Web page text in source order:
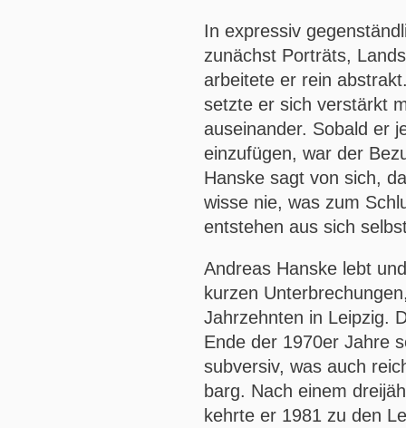
In expressiv
zunächst Porträts,
arbeitete er rein
setzte er sich verstärkt
auseinander. Sobald er
einzufügen, war der
Hanske sagt von sich,
wisse nie, was zum
entstehen aus sich
Andreas Hanske lebt
kurzen
Jahrzehnten in Leipzig.
Ende der 1970er Jahre
subversiv, was auch
barg. Nach einem
kehrte er 1981 zu den